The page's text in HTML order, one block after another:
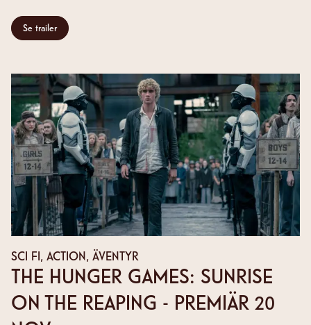
Se trailer
SCI FI, ACTION, ÄVENTYR
THE HUNGER GAMES: SUNRISE
ON THE REAPING - PREMIÄR 20